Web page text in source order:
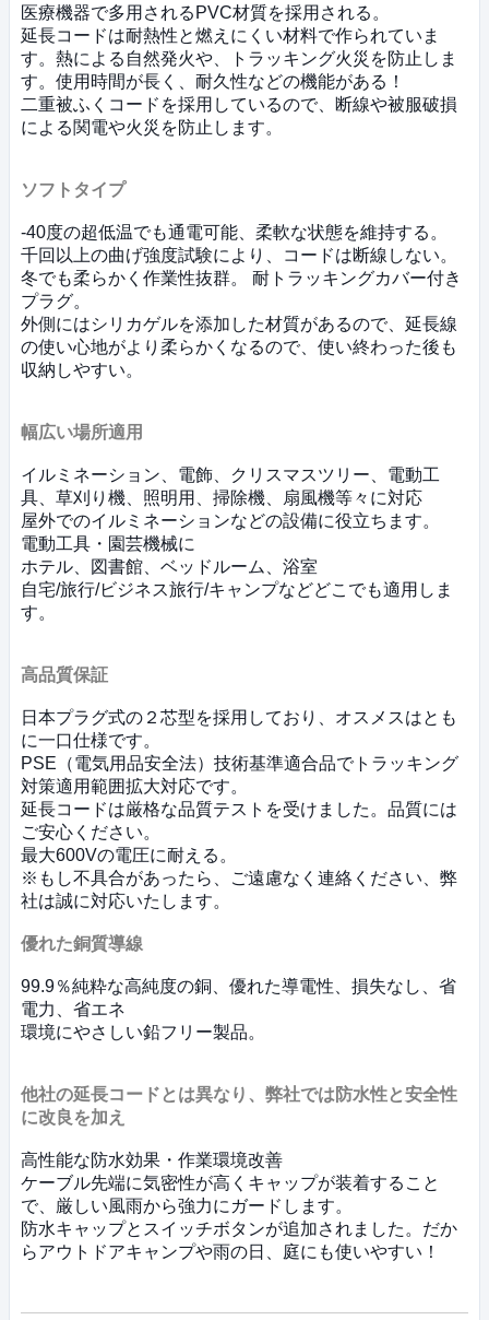
医療機器で多用されるPVC材質を採用される。
延長コードは耐熱性と燃えにくい材料で作られていま
す。熱による自然発火や、トラッキング火災を防止しま
す。使用時間が長く、耐久性などの機能がある！
二重被ふくコードを採用しているので、断線や被服破損
による関電や火災を防止します。
ソフトタイプ
-40度の超低温でも通電可能、柔軟な状態を維持する。
千回以上の曲げ強度試験により、コードは断線しない。
冬でも柔らかく作業性抜群。 耐トラッキングカバー付き
プラグ。
外側にはシリカゲルを添加した材質があるので、延長線
の使い心地がより柔らかくなるので、使い終わった後も
収納しやすい。
幅広い場所適用
イルミネーション、電飾、クリスマスツリー、電動工
具、草刈り機、照明用、掃除機、扇風機等々に対応
屋外でのイルミネーションなどの設備に役立ちます。
電動工具・園芸機械に
ホテル、図書館、ベッドルーム、浴室
自宅/旅行/ビジネス旅行/キャンプなどどこでも適用しま
す。
高品質保証
日本プラグ式の２芯型を採用しており、オスメスはとも
に一口仕様です。
PSE（電気用品安全法）技術基準適合品でトラッキング
対策適用範囲拡大対応です。
延長コードは厳格な品質テストを受けました。品質には
ご安心ください。
最大600Vの電圧に耐える。
※もし不具合があったら、ご遠慮なく連絡ください、弊
社は誠に対応いたします。
優れた銅質導線
99.9％純粋な高純度の銅、優れた導電性、損失なし、省
電力、省エネ
環境にやさしい鉛フリー製品。
他社の延長コードとは異なり、弊社では防水性と安全性
に改良を加え
高性能な防水効果・作業環境改善
ケーブル先端に気密性が高くキャップが装着すること
で、厳しい風雨から強力にガードします。
防水キャップとスイッチボタンが追加されました。だか
らアウトドアキャンプや雨の日、庭にも使いやすい！